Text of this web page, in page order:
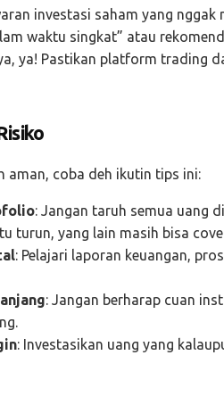
investasi saham yang nggak
waktu singkat” atau
ya! Pastikan platform trading
aman, coba deh ikutin tips ini:
: Jangan taruh semua uang
turun, yang lain masih bisa
: Pelajari laporan keuangan,
: Jangan berharap cuan
: Investasikan uang yang